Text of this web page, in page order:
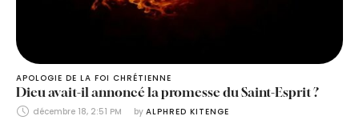
APOLOGIE DE LA FOI CHRÉTIENNE
Dieu avait-il annoncé la promesse du Saint-Esprit ?
décembre 18, 2:51 PM by ALPHRED KITENGE